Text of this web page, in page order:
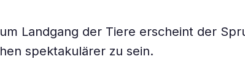
Landgang der Tiere erscheint der
spektakulärer zu sein.